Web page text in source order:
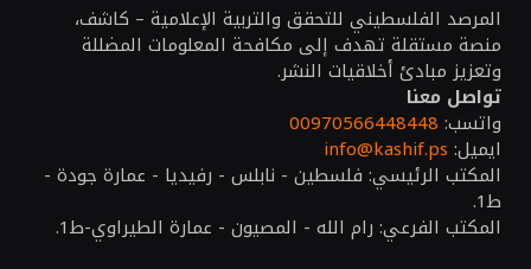
المرصد الفلسطيني للتحقق والتربية الإعلامية – كاشف،
منصة مستقلة تهدف إلى مكافحة المعلومات المضللة
وتعزيز مبادئ أخلاقيات النشر.
تواصل معنا
واتسب: 00970566448448
ايميل: info@kashif.ps
المكتب الرئيسي: فلسطين - نابلس - رفيديا - عمارة جودة -
ط1.
المكتب الفرعي: رام الله - المصيون - عمارة الطيراوي-ط1.